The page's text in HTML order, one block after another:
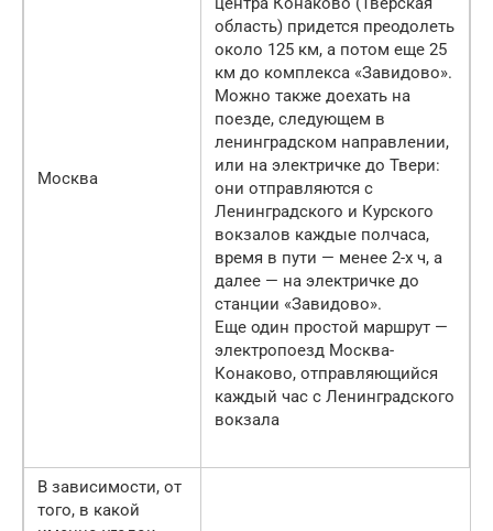
Москва
область) придется преодолеть
около 125 км, а потом еще 25
км до комплекса «Завидово».
Можно также доехать на
поезде, следующем в
ленинградском направлении,
или на электричке до Твери:
они отправляются с
Ленинградского и Курского
вокзалов каждые полчаса,
время в пути — менее 2-х ч, а
далее — на электричке до
станции «Завидово».
Еще один простой маршрут —
электропоезд Москва-
Конаково, отправляющийся
каждый час с Ленинградского
вокзала
В зависимости, от
того, в какой